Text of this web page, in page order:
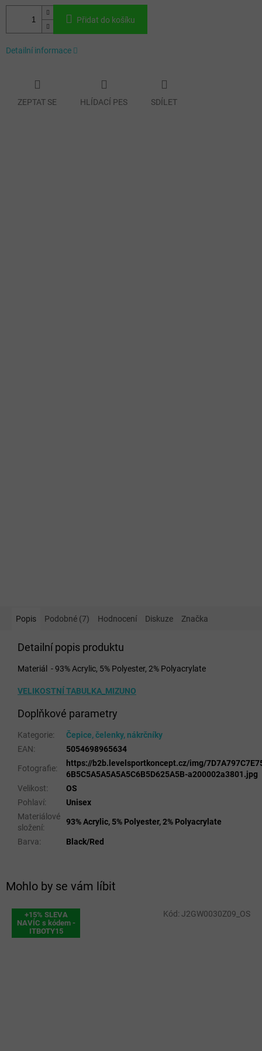
Přidat do košíku
Detailní informace
ZEPTAT SE HLÍDACÍ PES SDÍLET
Mohlo by se vám líbit
+15% SLEVA
NAVÍC s kódem -
ITBOTY15
Kód: J2GW0030Z09_OS
Popis Podobné (7) Hodnocení Diskuze Značka
Detailní popis produktu
Materiál - 93% Acrylic, 5% Polyester, 2% Polyacrylate
VELIKOSTNÍ TABULKA_MIZUNO
Doplňkové parametry
Kategorie:
Čepice, čelenky, nákrčníky
EAN: 5054698965634
Fotografie:
https://b2b.levelsportkoncept.cz/img/
6B5C5A5A5A5A5C6B5D625A5B-a200002a3801.jpg
Velikost:
OS
Pohlaví:
Unisex
Materiálové
složení:
93% Acrylic, 5% Polyester, 2% Polyacrylate
Barva: Black/Red